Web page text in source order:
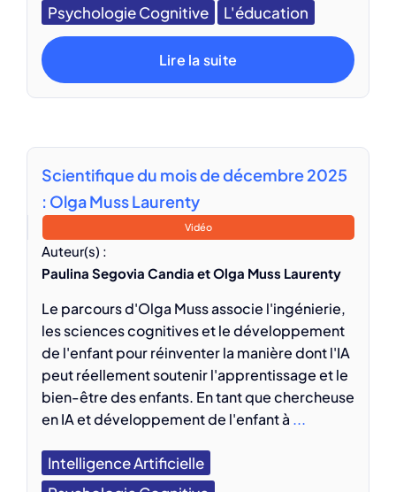
Psychologie Cognitive
L'éducation
Lire la suite
Scientifique du mois de décembre 2025
: Olga Muss Laurenty
Vidéo
Auteur(s) :
Paulina Segovia Candia et Olga Muss Laurenty
Le parcours d'Olga Muss associe l'ingénierie,
les sciences cognitives et le développement
de l'enfant pour réinventer la manière dont l'IA
peut réellement soutenir l'apprentissage et le
bien-être des enfants. En tant que chercheuse
en IA et développement de l'enfant à ...
Intelligence Artificielle